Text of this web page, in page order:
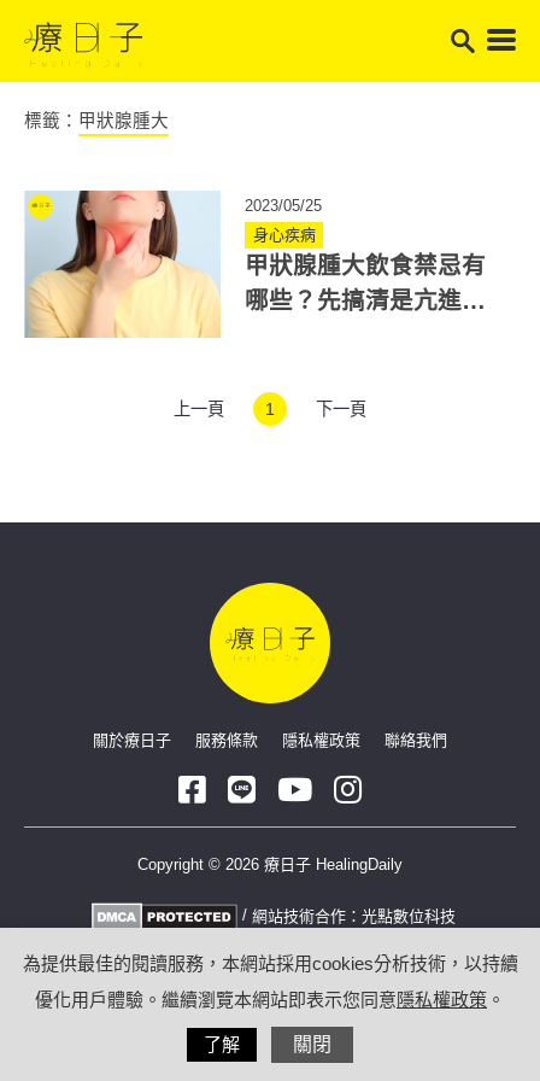
標籤： 甲狀腺腫大
2023/05/25
身心疾病
甲狀腺腫大飲食禁忌有
哪些？先搞清是亢進還
上一頁 1 下一頁
關於療日子 服務條款 隱私權政策 聯絡我們
Copyright © 2026 療日子 HealingDaily
/ 網站技術合作： 光點數位科技
為提供最佳的閱讀服務，本網站採用cookies分析技術，以持續
優化用戶體驗。繼續瀏覽本網站即表示您同意隱私權政策 。
了解 關閉